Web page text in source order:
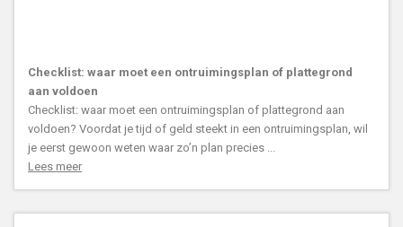
Checklist: waar moet een ontruimingsplan of plattegrond
aan voldoen
Checklist: waar moet een ontruimingsplan of plattegrond aan
voldoen? Voordat je tijd of geld steekt in een ontruimingsplan, wil
je eerst gewoon weten waar zo’n plan precies ...
Lees meer